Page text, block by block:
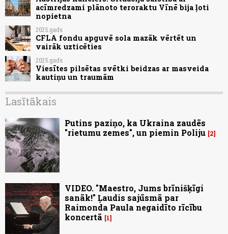
acīmredzami plānoto teroraktu Vīnē bija ļoti
nopietna
2025.gads
CFLA fondu apguvē sola mazāk vērtēt un
vairāk uzticēties
2025.gads
Viesītes pilsētas svētki beidzas ar masveida
kautiņu un traumām
Lasītākais
Putins paziņo, ka Ukraina zaudēs
"rietumu zemes", un piemin Poliju 2
VIDEO. "Maestro, Jums brīnišķīgi
sanāk!" Ļaudis sajūsmā par
Raimonda Paula negaidīto rīcību
koncertā
1